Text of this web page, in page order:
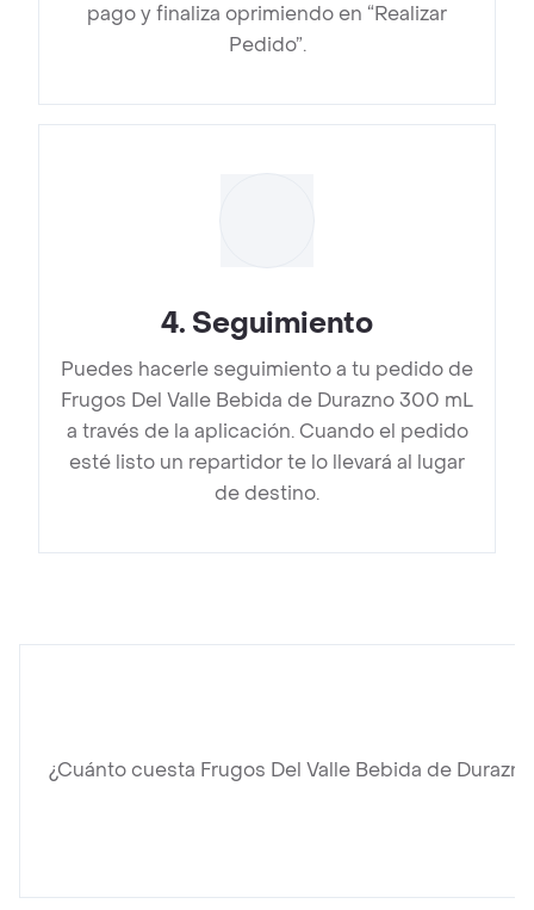
pago y finaliza oprimiendo en “Realizar
Pedido”.
4. Seguimiento
Puedes hacerle seguimiento a tu pedido de
Frugos Del Valle Bebida de Durazno 300 mL
a través de la aplicación. Cuando el pedido
esté listo un repartidor te lo llevará al lugar
de destino.
¿Cuánto cuesta Frugos Del Valle Bebida de